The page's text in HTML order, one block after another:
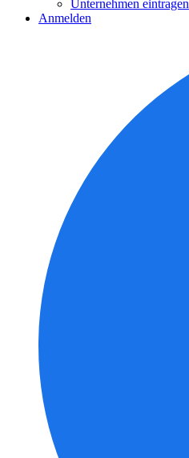
Unternehmen eintragen
Anmelden